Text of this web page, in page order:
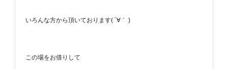
いろんな方から頂いております( ´∀｀ )
この場をお借りして